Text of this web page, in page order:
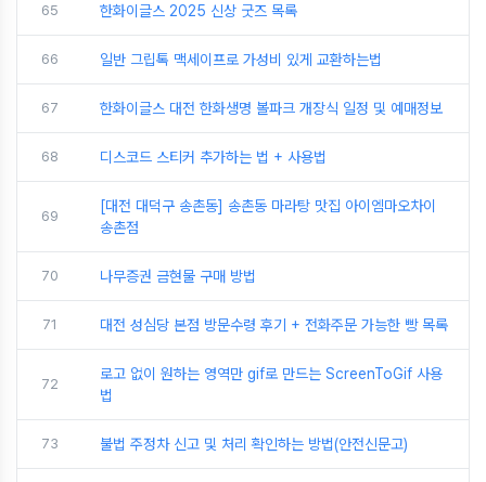
65 한화이글스 2025 신상 굿즈 목록
66 일반 그립톡 맥세이프로 가성비 있게 교환하는법
67 한화이글스 대전 한화생명 볼파크 개장식 일정 및 예매정보
68 디스코드 스티커 추가하는 법 + 사용법
69
[대전 대덕구 송촌동] 송촌동 마라탕 맛집 아이엠마오차이
송촌점
70 나무증권 금현물 구매 방법
71 대전 성심당 본점 방문수령 후기 + 전화주문 가능한 빵 목록
72
로고 없이 원하는 영역만 gif로 만드는 ScreenToGif 사용
법
73 불법 주정차 신고 및 처리 확인하는 방법(안전신문고)